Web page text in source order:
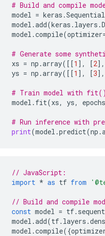
# Build and compile
model = keras .Sequential
model .add(keras . layers .
model .compile(optimizer
# Generate some
xs = np .array([[1 ], [2],
ys = np .array([[1 ], [3],
# Train model with
model . fit(xs, ys, epochs
# Run inference with
print(model .predict(np .
// JavaScript:
import * as tf from
// Build and compile
const model = tf.
model .add(tf. layers .
model .compile({